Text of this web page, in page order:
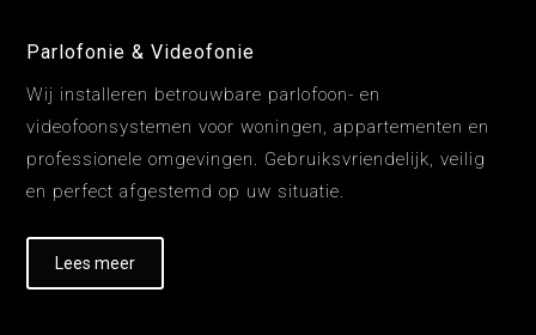
Parlofonie & Videofonie
Wij installeren betrouwbare parlofoon- en
videofoonsystemen voor woningen, appartementen en
professionele omgevingen. Gebruiksvriendelijk, veilig
en perfect afgestemd op uw situatie.
Lees meer